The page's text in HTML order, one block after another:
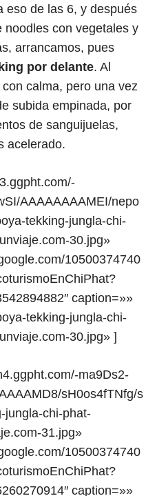
eso de las 6, y después
noodles con vegetales y
arrancamos, pues
por delante. Al
calma, pero una vez
subida empinada, por
de sanguijuelas,
acelerado.
AAAAAAAAMEI/nepo
tekking-jungla-chi-
30.jpg»
10500374740
caption=»»
tekking-jungla-chi-
30.jpg» ]
ma9Ds2-
sH0os4fTNfg/s
jungla-chi-phat-
31.jpg»
10500374740
caption=»»